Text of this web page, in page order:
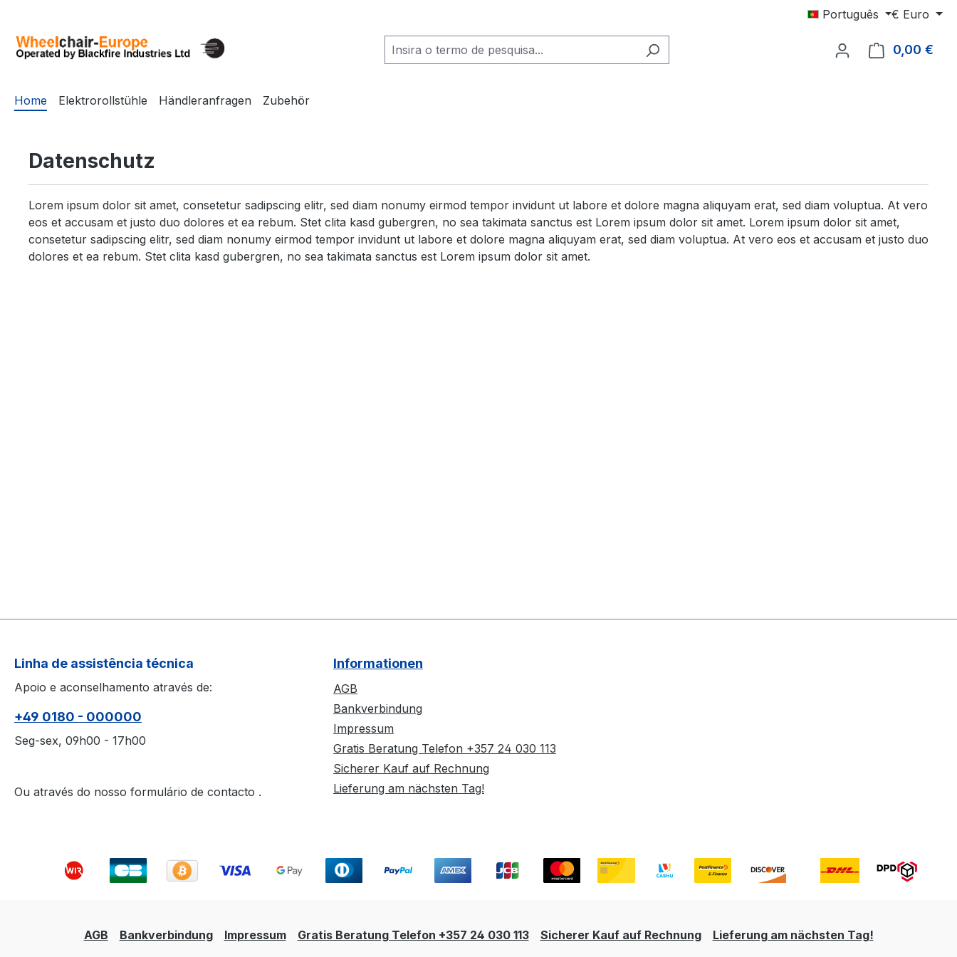
Português € Euro
0,00 €
Home Elektrorollstühle Händleranfragen Zubehör
Datenschutz
Lorem ipsum dolor sit amet, consetetur sadipscing elitr, sed diam nonumy eirmod tempor invidunt ut labore et dolore magna aliquyam erat, sed diam voluptua. At vero
eos et accusam et justo duo dolores et ea rebum. Stet clita kasd gubergren, no sea takimata sanctus est Lorem ipsum dolor sit amet. Lorem ipsum dolor sit amet,
consetetur sadipscing elitr, sed diam nonumy eirmod tempor invidunt ut labore et dolore magna aliquyam erat, sed diam voluptua. At vero eos et accusam et justo duo
dolores et ea rebum. Stet clita kasd gubergren, no sea takimata sanctus est Lorem ipsum dolor sit amet.
Linha de assistência técnica
Apoio e aconselhamento através de:
+49 0180 - 000000
Seg-sex, 09h00 - 17h00
Ou através do nosso formulário de contacto .
Informationen
AGB
Bankverbindung
Impressum
Gratis Beratung Telefon +357 24 030 113
Sicherer Kauf auf Rechnung
Lieferung am nächsten Tag!
AGB Bankverbindung Impressum Gratis Beratung Telefon +357 24 030 113 Sicherer Kauf auf Rechnung Lieferung am nächsten Tag!